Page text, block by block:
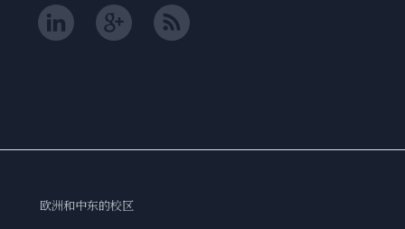
欧洲和中东的校区